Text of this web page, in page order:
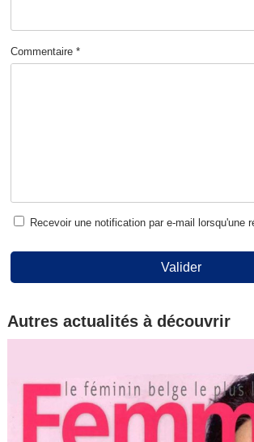
Commentaire *
Recevoir une notification par e-mail lorsqu'une
Valider
Autres actualités à découvrir